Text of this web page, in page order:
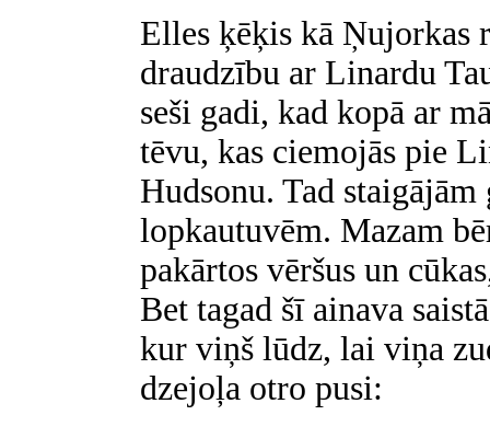
Elles ķēķis kā Ņujorkas
draudzību ar Linardu
seši gadi, kad kopā ar
tēvu, kas ciemojās pie
Hudsonu. Tad
lopkautuvēm. Mazam
pakārtos vēršus un
Bet tagad šī ainava
kur viņš lūdz, lai viņa
dzejoļa otro pusi: